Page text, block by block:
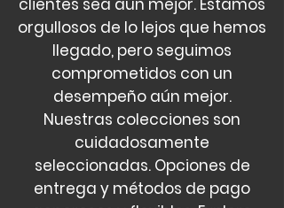
clientes sea aún mejor. Estamos
orgullosos de lo lejos que hemos
llegado, pero seguimos
comprometidos con un
desempeño aún mejor.
Nuestras colecciones son
cuidadosamente
seleccionadas. Opciones de
entrega y métodos de pago